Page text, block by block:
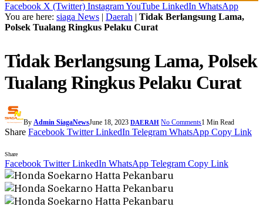
Facebook X (Twitter) InstagramYouTube LinkedIn WhatsApp
You are here: siaga News | Daerah | Tidak Berlangsung Lama,
Polsek Tualang Ringkus Pelaku Curat
Tidak Berlangsung Lama, Polsek
Tualang Ringkus Pelaku Curat
By Admin SiagaNewsJune 18, 2023 DAERAH No Comments1 Min Read
Share Facebook Twitter LinkedIn Telegram WhatsApp Copy Link
Share
Facebook Twitter LinkedIn WhatsApp Telegram Copy Link